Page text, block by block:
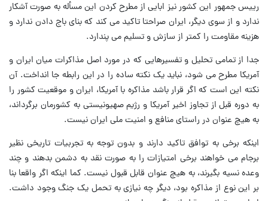
رییس جمهور این کشور نیز ابایی از مطرح کردن این مسأله به صورت آشکار
ندارد و از سوی دیگر، ایران صراحتا تاکید می کند که بنای باج دادن ندارد و
هزینه مقاومت را کمتر از سازش و تسلیم می پندارد.
جدا از تمامی تحلیل و تفسیرهایی که در مورد اصل مذاکرات میان ایران و
آمریکا مطرح می شود، نباید یک نکته ساده را در این رابطه جا انداخت. آن
نکته این است که اگر قرار باشد مذاکره با آمریکا، ایران و موقعیت کشور را
به دوره قبل از تجاوز اخیر آمریکا و رژیم صهیونیستی به کشورمان برگرداند،
به هیچ عنوان در راستای منافع و امنیت ملی ایران نیست.
اینکه برخی به توافق تاکید دارند و بدون توجه به تجربیات تاریخی نظیر
برجام می خواهند برخی امتیازات را به صورت نقد به دشمن بدهند و چند
وعده نسیه بگیرند، به هیچ عنوان قابل قبول نیست. کما اینکه اگر واقعا بنا
بر این نوع از مذاکره بود، دیگر چه نیازی به تحمل یک جنگ وجود داشت.